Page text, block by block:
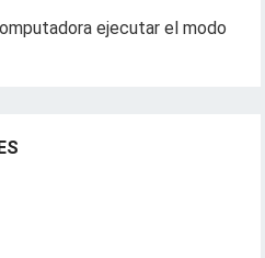
ejecutar el modo